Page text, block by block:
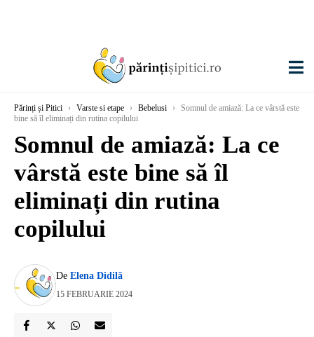
Părinți și Pitici › Varste si etape › Bebelusi ›
Somnul de amiază: La ce vârstă este
bine să îl eliminați din rutina copilului
Somnul de amiază: La ce
vârstă este bine să îl
eliminați din rutina
copilului
De Elena Didilă
15 FEBRUARIE 2024